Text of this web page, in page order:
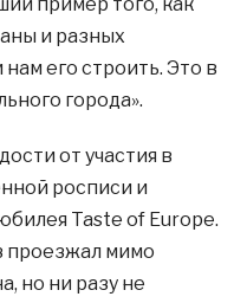
пример того, как
и разных
его строить. Это в
города».
от участия в
росписи и
Taste of Europe.
проезжал мимо
но ни разу не